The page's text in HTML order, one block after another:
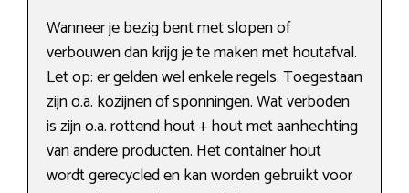
Wanneer je bezig bent met slopen of
verbouwen dan krijg je te maken met houtafval.
Let op: er gelden wel enkele regels. Toegestaan
zijn o.a. kozijnen of sponningen. Wat verboden
is zijn o.a. rottend hout + hout met aanhechting
van andere producten. Het container hout
wordt gerecycled en kan worden gebruikt voor